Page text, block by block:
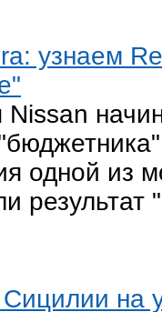
узнаем
одной из
результат
на